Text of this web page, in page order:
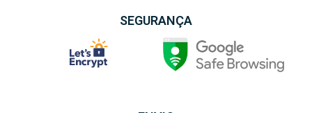
SEGURANÇA